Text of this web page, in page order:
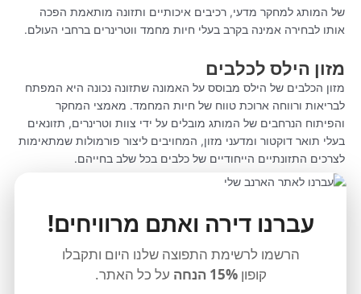
עברנו דירה ואתם מרוויחים!
הרשמו לרשימת התפוצה שלנו היום ותקבלו
קופון15% הנחה על כל האתר.
של המותג למחקר מדעי, רכיבים איכותיים ותזונה מותאמת הפכה
אותו לבחירה אמינה בקרב בעלי חיות מחמד ווטרינרים ברחבי העולם.
מזון הילס לכלבים
מזון הכלבים של הילס מבוסס על האמונה שתזונה נכונה היא המפתח
לבריאות ורווחה ארוכת טווח של חיות המחמד. מאמצי המחקר
והפיתוח הנרחבים של המותג מובלים על ידי צוות וטרינרים, תזונאים
בעלי תואר דוקטור ומדעני מזון, המחויבים ליצור פורמולות שמתאימות
לצרכים התזונתיים הייחודיים של כלבים בכל שלב בחייהם.
בתזונה מאוזנת. כל מתכון מנוסח בקפידה כדי לספק את האיזון הנכון
בין חלבון, שומן, סיבים, ויטמינים ומינרלים. לדוגמה, קו המוצרים הילס
Science Diet נועד לתמוך בבריאות כללית, עם פורמולות המותאמות
לשלבי חיים שונים, גדלים ומצבי בריאות. ממזון גורים ועד מבוגרים,
מגזעים קטנים ועד גדולים, הילס Science Diet מציע מגוון אפשרויות